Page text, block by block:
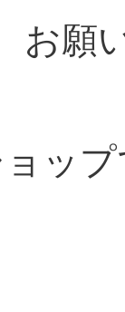
お願
ッ